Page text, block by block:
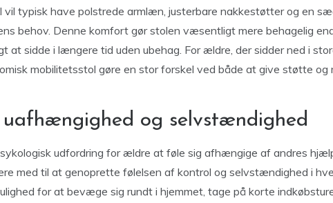
vil typisk have polstrede armlæn, justerbare nakkestøtter og en
behov. Denne komfort gør stolen væsentligt mere behagelig
at sidde i længere tid uden ubehag. For ældre, der sidder ned i
mobilitetsstol gøre en stor forskel ved både at give støtte og
uafhængighed og selvstændighed
udfordring for ældre at føle sig afhængige af andres
med til at genoprette følelsen af kontrol og selvstændighed i
for at bevæge sig rundt i hjemmet, tage på korte